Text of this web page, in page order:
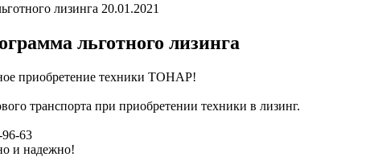
20.01.2021
льготного лизинга
приобретение техники ТОНАР!
транспорта при приобретении техники в лизинг.
63
и надежно!